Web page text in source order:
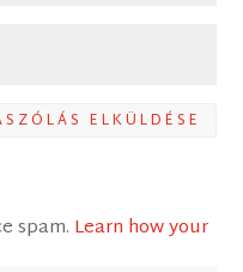
ELKÜLDÉSE
spam. Learn how your